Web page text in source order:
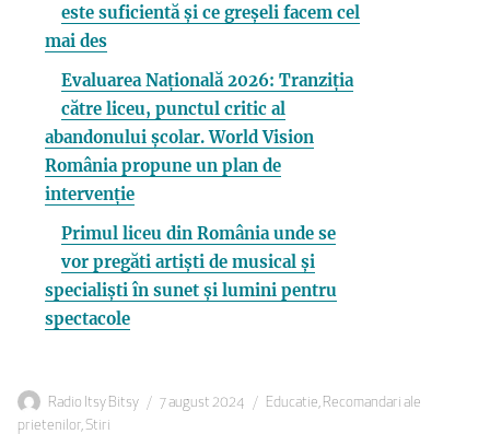
este suficientă și ce greșeli facem cel
mai des
Evaluarea Națională 2026: Tranziția
către liceu, punctul critic al
abandonului școlar. World Vision
România propune un plan de
intervenție
Primul liceu din România unde se
vor pregăti artiști de musical și
specialiști în sunet și lumini pentru
spectacole
Autor
Radio Itsy Bitsy
Publicat
7 august 2024 Categorii
Educatie, Recomandari ale
prietenilor,Stiri